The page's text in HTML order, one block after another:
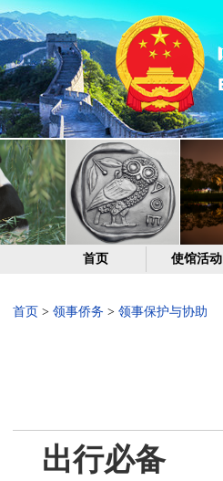
首页 使馆活动
首页 > 领事侨务 > 领事保护与协助
出行必备